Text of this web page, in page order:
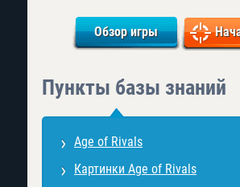
Обзор игры
Пункты базы знаний
Age of Rivals
Картинки Age of Rivals